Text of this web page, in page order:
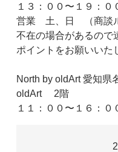
１３：００〜１９：０
営業 土、日 （商談
不在の場合があるので
ポイントをお願いいた
North by oldArt 愛知県
oldArt 2階
１１：００〜１６：０